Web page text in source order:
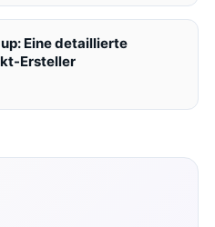
Eine detaillierte
Ersteller